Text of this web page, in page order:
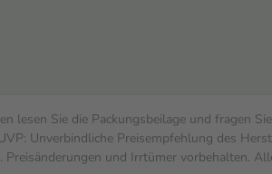
lesen Sie die Packungsbeilage und fragen
Unverbindliche Preisempfehlung des
und Irrtümer vorbehalten.